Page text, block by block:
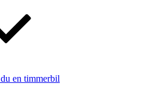
en timmerbil